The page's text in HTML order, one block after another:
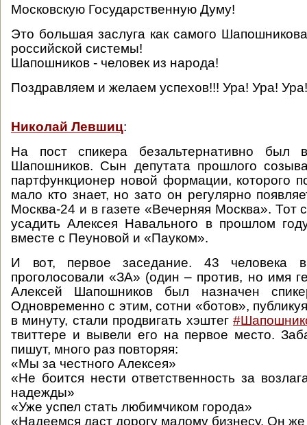
Московскую Государственную Думу!
Это большая заслуга как самого
российской системы!
Шапошников - человек из народа!
Поздравляем и желаем успехов!!! Ура! Ура! Ура!
Николай Левшиц:
На пост спикера безальтернативно был
Шапошников. Сын депутата прошлого
партфункционер новой формации, которого
мало кто знает, но зато он регулярно
Москва-24 и в газете «Вечерняя Москва». Тот
усадить Алексея Навального в прошлом
вместе с Пеуновой и «Пауком».
И вот, первое заседание. 43 человека
проголосовали «ЗА» (один – против, но имя
Алексей Шапошников был назначен
Одновременно с этим, сотни «ботов»,
в минуту, стали продвигать хэштег
твиттере и вывели его на первое место.
пишут, много раз повторяя:
«Мы за честного Алексея»
«Не боится нести ответственность за
надежды»
«Уже успел стать любимчиком города»
«Надеемся даст дорогу малому бизнесу. Он